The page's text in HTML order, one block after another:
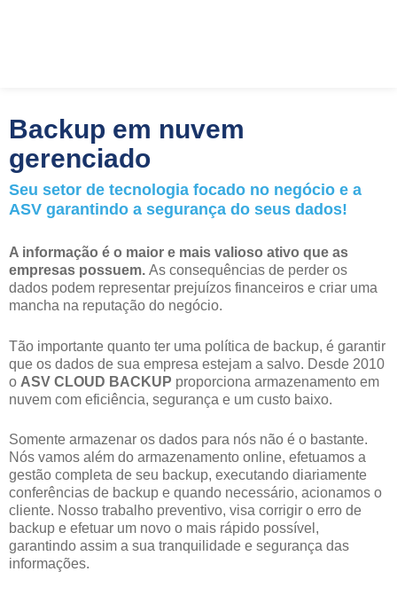
Backup em nuvem
gerenciado
Seu setor de tecnologia focado no negócio e a
ASV garantindo a segurança do seus dados!
A informação é o maior e mais valioso ativo que as
empresas possuem. As consequências de perder os
dados podem representar prejuízos financeiros e criar uma
mancha na reputação do negócio.
Tão importante quanto ter uma política de backup, é garantir
que os dados de sua empresa estejam a salvo. Desde 2010
o ASV CLOUD BACKUP proporciona armazenamento em
nuvem com eficiência, segurança e um custo baixo.
Somente armazenar os dados para nós não é o bastante.
Nós vamos além do armazenamento online, efetuamos a
gestão completa de seu backup, executando diariamente
conferências de backup e quando necessário, acionamos o
cliente. Nosso trabalho preventivo, visa corrigir o erro de
backup e efetuar um novo o mais rápido possível,
garantindo assim a sua tranquilidade e segurança das
informações.